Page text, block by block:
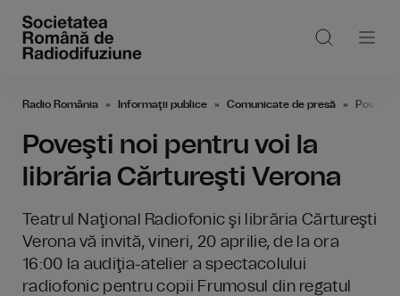
Radio România Informaţii publice Comunicate de presă Poveşti
Poveşti noi pentru voi la
librăria Cărtureşti Verona
Teatrul Naţional Radiofonic şi librăria Cărtureşti
Verona vă invită, vineri, 20 aprilie, de la ora
16:00 la audiţia-atelier a spectacolului
radiofonic pentru copii Frumosul din regatul